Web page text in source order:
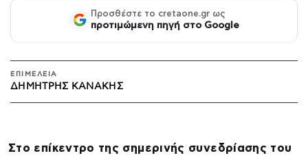
Προσθέστε το cretaone.gr ως
προτιμώμενη πηγή στο Google
ΕΠΙΜΕΛΕΙΑ
ΔΗΜΉΤΡΗΣ ΚΑΝΆΚΗΣ
Στο επίκεντρο της σημερινής συνεδρίασης του